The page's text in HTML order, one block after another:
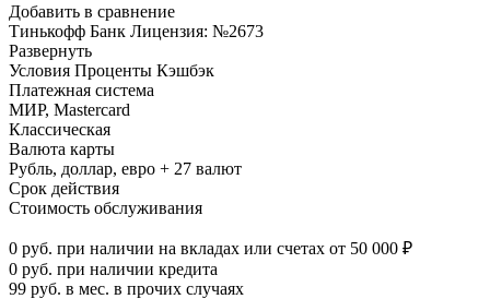
Добавить в сравнение
Тинькофф Банк Лицензия: №2673
Развернуть
Условия Проценты Кэшбэк
Платежная система
МИР, Mastercard
Классическая
Валюта карты
Рубль, доллар, евро + 27 валют
Срок действия
Стоимость обслуживания
0 руб. при наличии на вкладах или счетах от 50 000 ₽
0 руб. при наличии кредита
99 руб. в мес. в прочих случаях